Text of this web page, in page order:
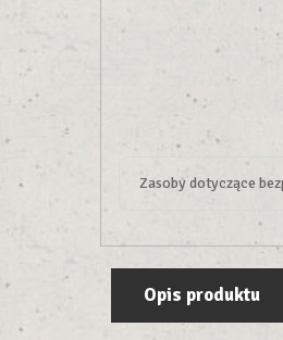
Zasoby dotyczące
Opis produktu